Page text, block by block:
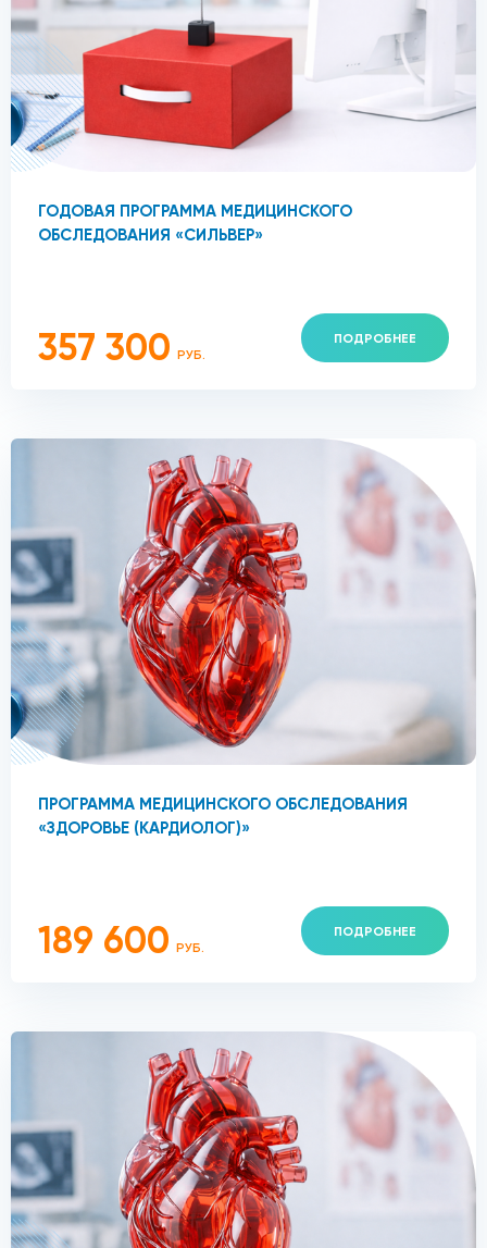
ГОДОВАЯ ПРОГРАММА МЕДИЦИНСКОГО
ОБСЛЕДОВАНИЯ «СИЛЬВЕР»
357 300 РУБ.
ПОДРОБНЕЕ
ПРОГРАММА МЕДИЦИНСКОГО ОБСЛЕДОВАНИЯ
«ЗДОРОВЬЕ (КАРДИОЛОГ)»
189 600 РУБ.
ПОДРОБНЕЕ